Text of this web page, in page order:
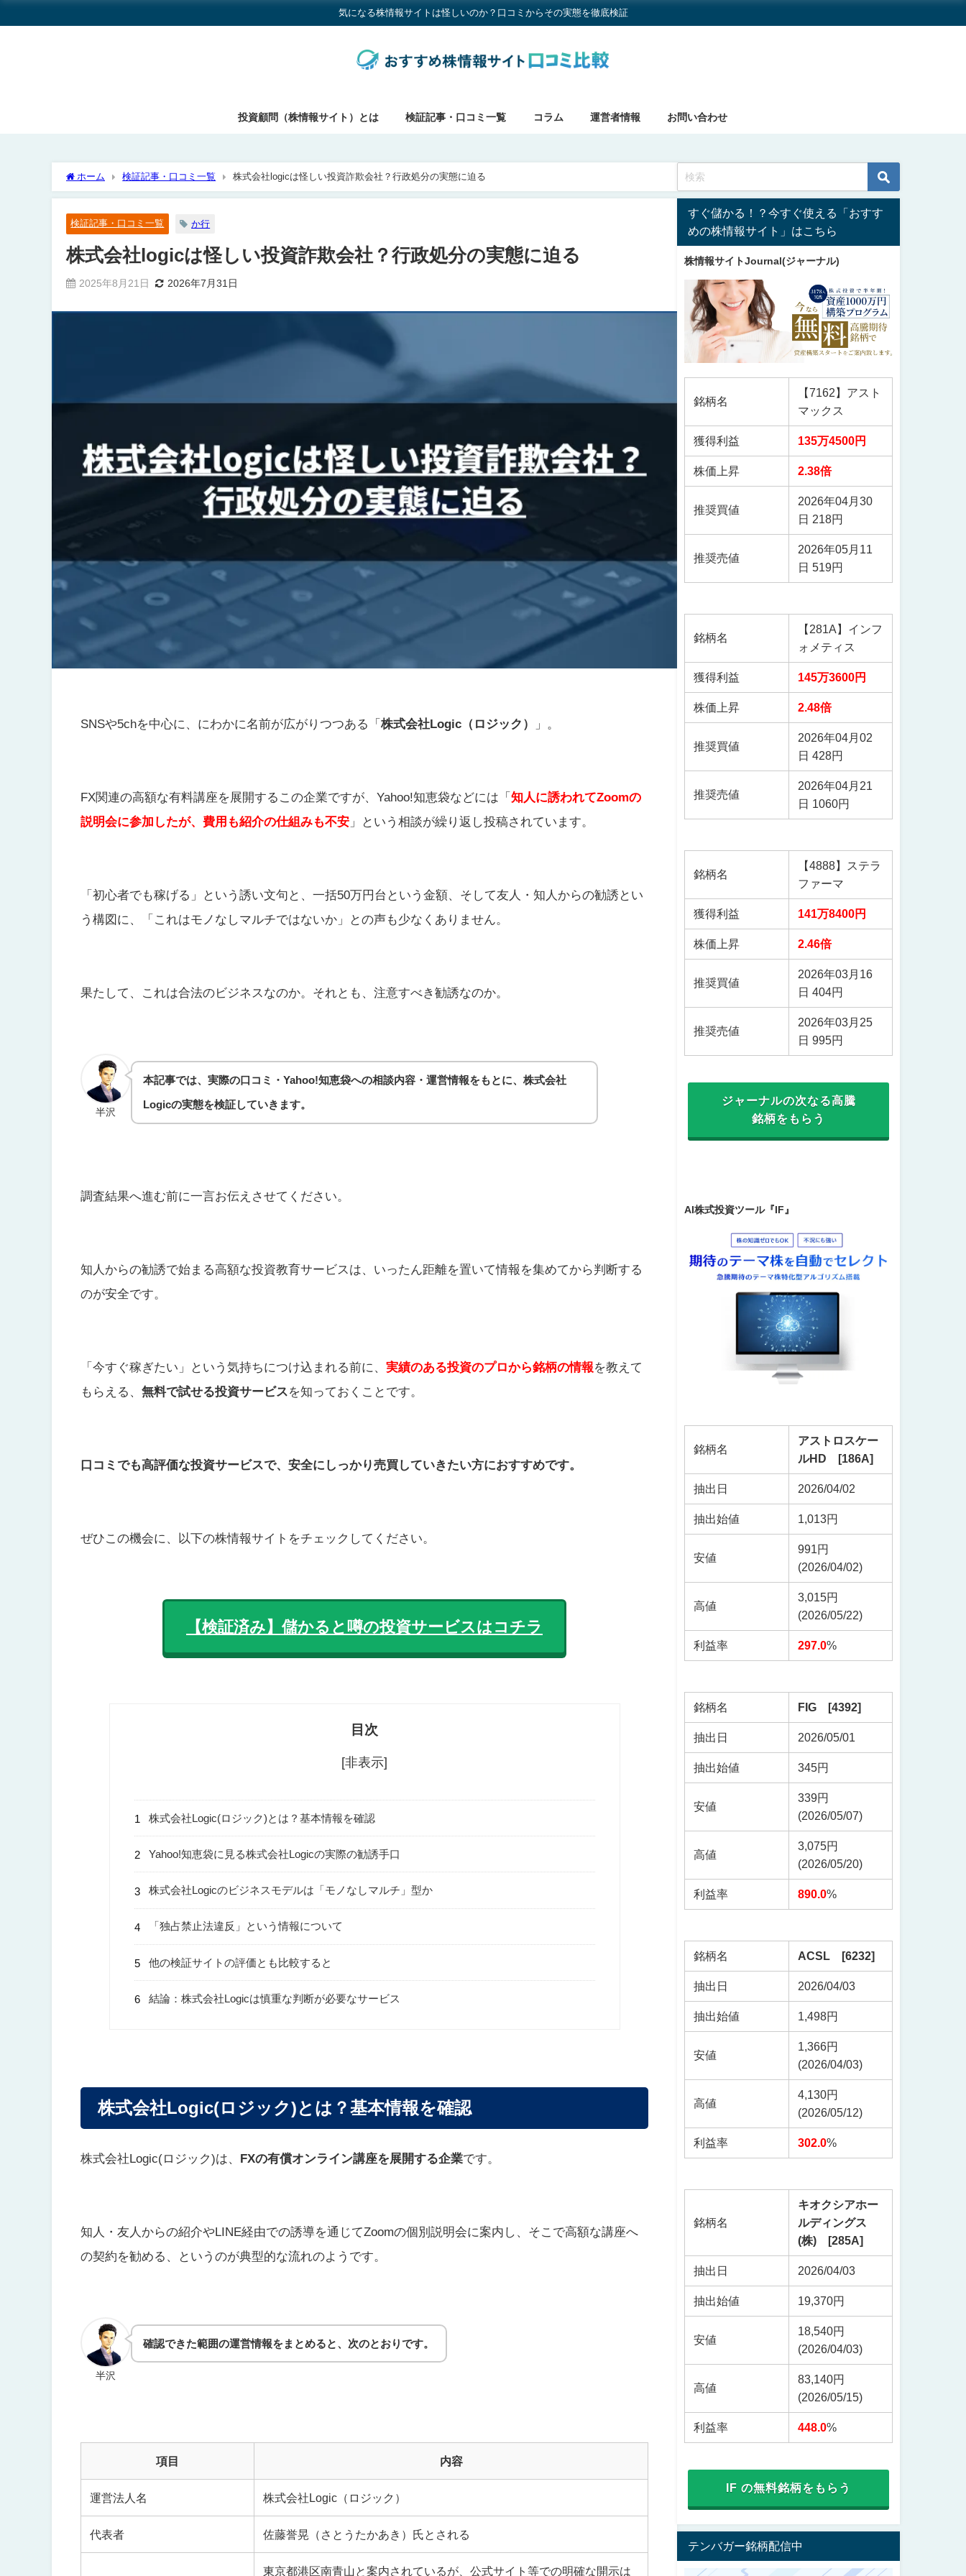
気になる株情報サイトは怪しいのか？口コミからその実態を徹底検証
投資顧問（株情報サイト）とは 検証記事・口コミ一覧 コラム 運営者情報 お問い合わせ
ホーム 検証記事・口コミ一覧 株式会社logicは怪しい投資詐欺会社？行政処分の実態に迫る
検証記事・口コミ一覧 か行
株式会社logicは怪しい投資詐欺会社？行政処分の実態に迫る
2025年8月21日 2026年7月31日
SNSや5chを中心に、にわかに名前が広がりつつある「 株式会社Logic（ロジック） 」。
FX関連の高額な有料講座を展開するこの企業ですが、Yahoo!知恵袋などには「 知人に誘われてZoomの
説明会に参加したが、費用も紹介の仕組みも不安 」という相談が繰り返し投稿されています。
「初心者でも稼げる」という誘い文句と、一括50万円台という金額、そして友人・知人からの勧誘とい
う構図に、「これはモノなしマルチではないか」との声も少なくありません。
果たして、これは合法のビジネスなのか。それとも、注意すべき勧誘なのか。
半沢
本記事では、実際の口コミ・Yahoo!知恵袋への相談内容・運営情報をもとに、株式会社
Logicの実態を検証していきます。
調査結果へ進む前に一言お伝えさせてください。
知人からの勧誘で始まる高額な投資教育サービスは、いったん距離を置いて情報を集めてから判断する
のが安全です。
「今すぐ稼ぎたい」という気持ちにつけ込まれる前に、 実績のある投資のプロから銘柄の情報を教えて
もらえる
無料で試せる投資サービス を知っておくことです。
口コミでも高評価な投資サービスで、安全にしっかり売買していきたい方におすすめです。
ぜひこの機会に、以下の株情報サイトをチェックしてください。
【検証済み】儲かると噂の投資サービスはコチラ
目次
[非表示]
株式会社Logic(ロジック)とは？基本情報を確認
Yahoo!知恵袋に見る株式会社Logicの実際の勧誘手口
株式会社Logicのビジネスモデルは「モノなしマルチ」型か
「独占禁止法違反」という情報について
他の検証サイトの評価とも比較すると
結論：株式会社Logicは慎重な判断が必要なサービス
株式会社Logic(ロジック)とは？基本情報を確認
株式会社Logic(ロジック)は、 FXの有償オンライン講座を展開する企業です。
知人・友人からの紹介やLINE経由での誘導を通じてZoomの個別説明会に案内し、そこで高額な講座へ
の契約を勧める、というのが典型的な流れのようです。
半沢
確認できた範囲の運営情報をまとめると、次のとおりです。
項目 内容
運営法人名 株式会社Logic（ロジック）
代表者 佐藤誉晃（さとうたかあき）氏とされる
東京都港区南青山と案内されているが、公式サイト等での明確な開示は
すぐ儲かる！？今すぐ使える「おすす
めの株情報サイト」はこちら
株情報サイトJournal(ジャーナル)
銘柄名
【7162】アスト
マックス
獲得利益 135万4500円
株価上昇 2.38倍
推奨買値
2026年04月30
日 218円
推奨売値
2026年05月11
日 519円
銘柄名
【281A】インフ
ォメティス
獲得利益 145万3600円
株価上昇 2.48倍
推奨買値
2026年04月02
日 428円
推奨売値
2026年04月21
日 1060円
銘柄名
【4888】ステラ
ファーマ
獲得利益 141万8400円
株価上昇 2.46倍
推奨買値
2026年03月16
日 404円
推奨売値
2026年03月25
日 995円
ジャーナルの次なる高騰
銘柄をもらう
AI株式投資ツール『IF』
銘柄名
アストロスケー
ルHD [186A]
抽出日 2026/04/02
抽出始値 1,013円
安値
991円
(2026/04/02)
高値
3,015円
(2026/05/22)
利益率 297.0%
銘柄名 FIG [4392]
抽出日 2026/05/01
抽出始値 345円
安値
339円
(2026/05/07)
高値
3,075円
(2026/05/20)
利益率 890.0%
銘柄名 ACSL [6232]
抽出日 2026/04/03
抽出始値 1,498円
安値
1,366円
(2026/04/03)
高値
4,130円
(2026/05/12)
利益率 302.0%
銘柄名
キオクシアホー
ルディングス
(株) [285A]
抽出日 2026/04/03
抽出始値 19,370円
安値
18,540円
(2026/04/03)
高値
83,140円
(2026/05/15)
利益率 448.0%
IF の無料銘柄をもらう
テンバガー銘柄配信中